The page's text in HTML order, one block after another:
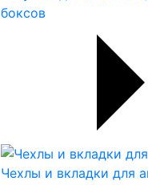
боксов
Чехлы и вкладки для